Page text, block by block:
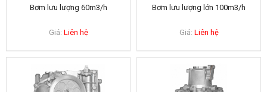
Bơm lưu lượng 60m3/h
Giá: Liên hệ
Bơm lưu lượng lớn 100m3/h
Giá: Liên hệ